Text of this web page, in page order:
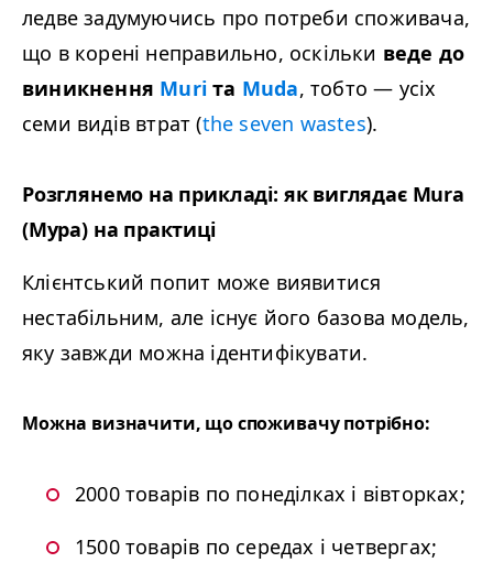
ледве задумуючись про потреби споживача,
що в корені неправильно, оскільки веде до
виникнення Muri та Muda, тобто— усіх
семи видів втрат (the sev­en wastes).
Розглянемо на прикладі: як виглядає Mura
(Мура) на практиці
Клієнтський попит може виявитися
нестабільним, але існує його базова модель,
яку завжди можна ідентифікувати.
Можна визначити, що споживачу потрібно:
2000 товарів по понеділках і вівторках;
1500 товарів по середах і четвергах;